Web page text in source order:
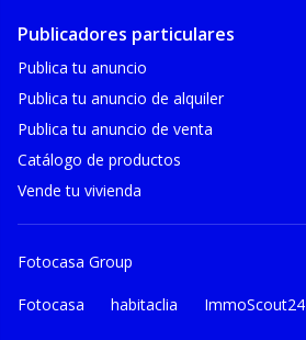
Publicadores particulares
Publica tu anuncio
Publica tu anuncio de alquiler
Publica tu anuncio de venta
Catálogo de productos
Vende tu vivienda
Fotocasa Group
Fotocasa habitaclia ImmoScout24